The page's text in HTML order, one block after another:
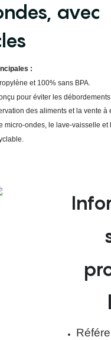
avec
:
et 100% sans BPA.
pour éviter les
des aliments et la vente à
micro-ondes, le lave-vaisselle et